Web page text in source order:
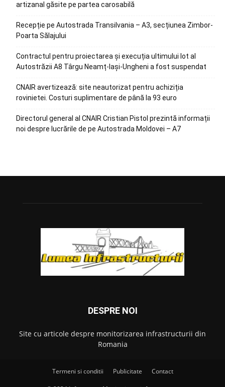
artizanal găsite pe partea carosabilă
Recepție pe Autostrada Transilvania – A3, secțiunea Zimbor-
Poarta Sălajului
Contractul pentru proiectarea și execuția ultimului lot al
Autostrăzii A8 Târgu Neamț-Iași-Ungheni a fost suspendat
CNAIR avertizează: site neautorizat pentru achiziția
rovinietei. Costuri suplimentare de până la 93 euro
Directorul general al CNAIR Cristian Pistol prezintă informații
noi despre lucrările de pe Autostrada Moldovei – A7
DESPRE NOI
Site cu articole despre monitorizarea infrastructurii din
Romania
Termeni si conditii Publicitate Contact